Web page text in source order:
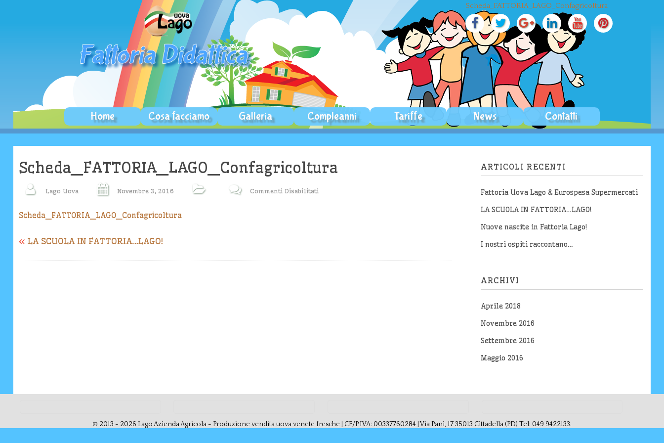
Scheda_FATTORIA_LAGO_Confagricoltura
Skip
to
Home Cosa facciamo Galleria Compleanni Tariffe News Contatti
Scheda_FATTORIA_LAGO_Confagricoltura
Lago Uova Novembre 3, 2016 Commenti Disabilitati
Scheda_FATTORIA_LAGO_Confagricoltura
« LA SCUOLA IN FATTORIA…LAGO!
ARTICOLI RECENTI
Fattoria Uova Lago & Eurospesa Supermercati
LA SCUOLA IN FATTORIA…LAGO!
Nuove nascite in Fattoria Lago!
I nostri ospiti raccontano…
ARCHIVI
Aprile 2018
Novembre 2016
Settembre 2016
Maggio 2016
© 2013 - 2026 Lago Azienda Agricola - Produzione vendita uova venete fresche | CF/P.IVA: 00337760284 | Via Pani, 17 35013 Cittadella (PD) Tel: 049 9422133.